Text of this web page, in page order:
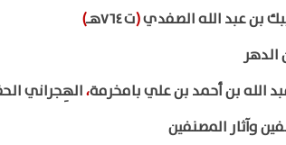
بن عبد الله الصفدي(ت ٧٦٤هـ
)
الدهر
الله بن أحمد بن علي بامخرمة،الهِجراني
وآثار المصنفين